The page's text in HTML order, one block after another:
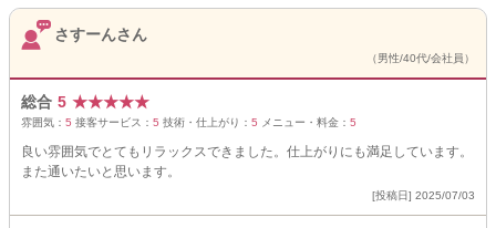
さすーんさん
（男性/40代/会社員）
総合 5 ★★★★★
雰囲気： 5 接客サービス： 5 技術・仕上がり： 5 メニュー・料金： 5
良い雰囲気でとてもリラックスできました。仕上がりにも満足しています。
また通いたいと思います。
[投稿日] 2025/07/03